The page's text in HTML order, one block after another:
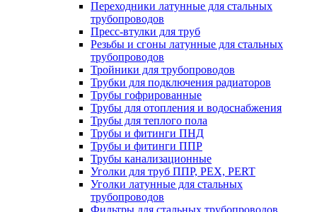
Переходники латунные для стальных
трубопроводов
Пресс-втулки для труб
Резьбы и сгоны латунные для стальных
трубопроводов
Тройники для трубопроводов
Трубки для подключения радиаторов
Трубы гофрированные
Трубы для отопления и водоснабжения
Трубы для теплого пола
Трубы и фитинги ПНД
Трубы и фитинги ППР
Трубы канализационные
Уголки для труб ППР, PEX, PERT
Уголки латунные для стальных
трубопроводов
Фильтры для стальных трубопроводов